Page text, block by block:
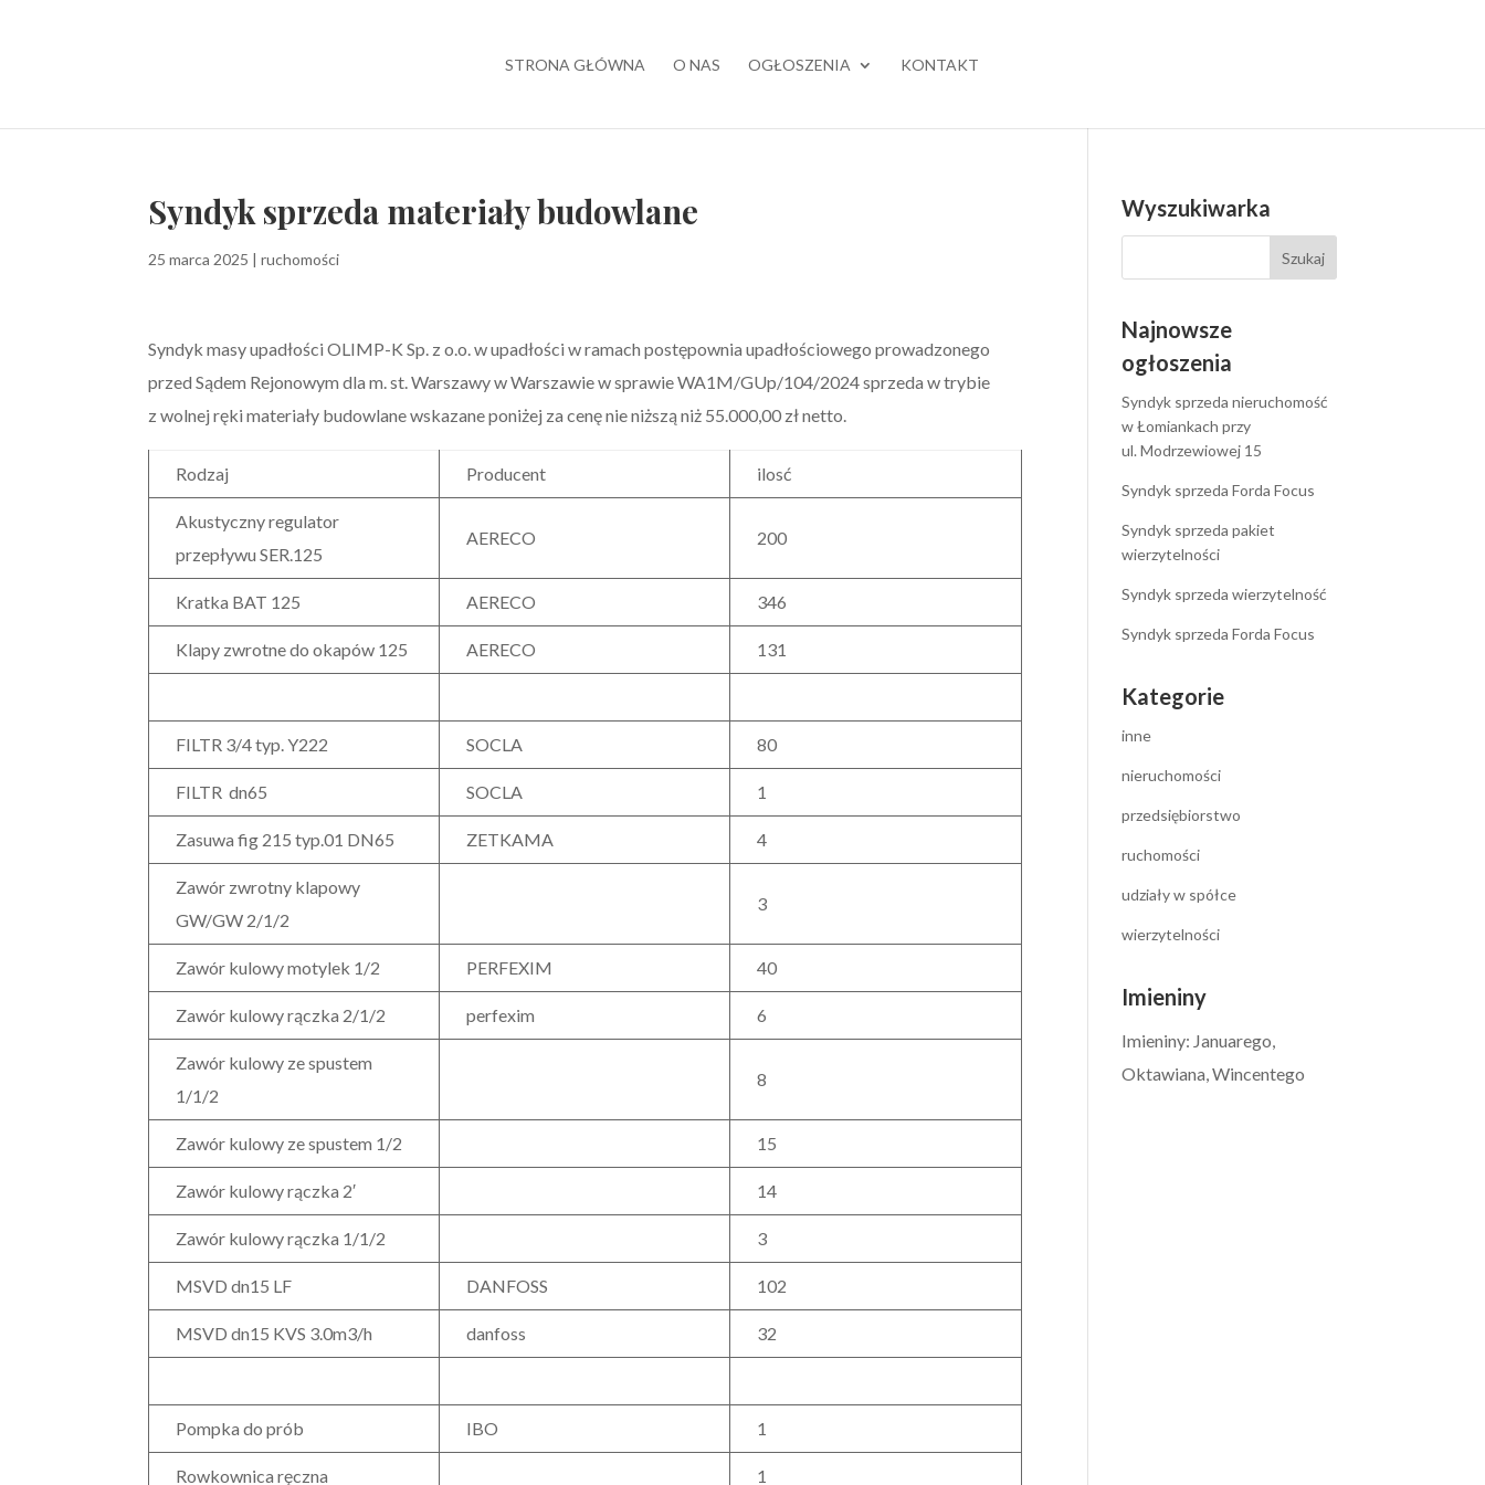
STRONA GŁÓWNA O NAS OGŁOSZENIA KONTAKT
Syndyk sprzeda materiały budowlane
25 marca 2025 |ruchomości
Syndyk masy upadłości OLIMP-K Sp. z o.o. w upadłości w ramach postępownia upadłościowego prowadzonego
przed Sądem Rejonowym dla m. st. Warszawy w Warszawie w sprawie WA1M/GUp/104/2024 sprzeda w trybie
z wolnej ręki materiały budowlane wskazane poniżej za cenę nie niższą niż 55.000,00 zł netto.
Rodzaj Producent ilosć
Akustyczny regulator
przepływu SER.125
AERECO 200
Kratka BAT 125 AERECO 346
Klapy zwrotne do okapów 125 AERECO 131
FILTR 3/4 typ. Y222 SOCLA 80
FILTR dn65 SOCLA 1
Zasuwa fig 215 typ.01 DN65 ZETKAMA 4
Zawór zwrotny klapowy
GW/GW 2/1/2
3
Zawór kulowy motylek 1/2 PERFEXIM 40
Zawór kulowy rączka 2/1/2 perfexim 6
Zawór kulowy ze spustem
1/1/2
8
Zawór kulowy ze spustem 1/2 15
Zawór kulowy rączka 2′ 14
Zawór kulowy rączka 1/1/2 3
MSVD dn15 LF DANFOSS 102
MSVD dn15 KVS 3.0m3/h danfoss 32
Pompka do prób IBO 1
Rowkownica ręczna 1
Wyszukiwarka
Najnowsze
ogłoszenia
Syndyk sprzeda nieruchomość
w Łomiankach przy
ul. Modrzewiowej 15
Syndyk sprzeda Forda Focus
Syndyk sprzeda pakiet
wierzytelności
Syndyk sprzeda wierzytelność
Syndyk sprzeda Forda Focus
Kategorie
inne
nieruchomości
przedsiębiorstwo
ruchomości
udziały w spółce
wierzytelności
Imieniny
Imieniny: Januarego,
Oktawiana,Wincentego